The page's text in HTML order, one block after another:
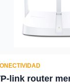
link router